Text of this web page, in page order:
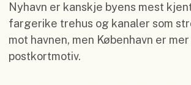
Nyhavn er kanskje byens mest
fargerike trehus og kanaler som
mot havnen, men København er
postkortmotiv.